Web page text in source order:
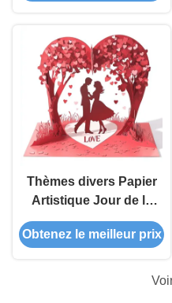
exigences B2B
Thèmes divers Papier
Artistique Jour de la
Saint-Valentin
Couples Cartes de
Obtenez le meilleur prix